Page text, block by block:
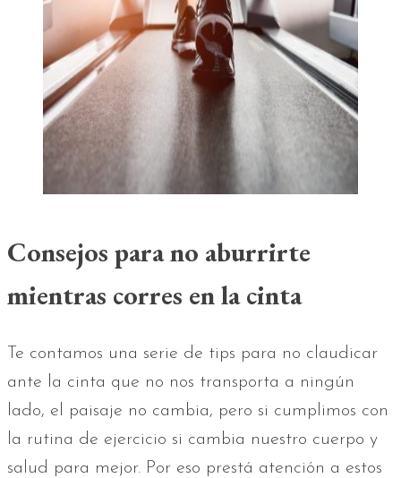
Consejos para no aburrirte
mientras corres en la cinta
Te contamos una serie de tips para no claudicar
ante la cinta que no nos transporta a ningún
lado, el paisaje no cambia, pero si cumplimos con
la rutina de ejercicio si cambia nuestro cuerpo y
salud para mejor. Por eso prestá atención a estos